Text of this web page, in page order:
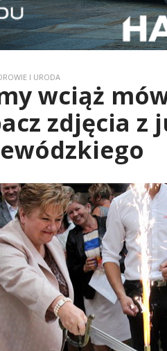
I URODA
wciąż
zdjęcia z